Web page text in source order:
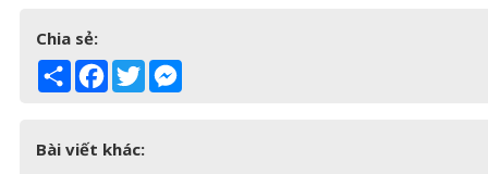
Chia sẻ:
ShareFacebook
Twitter
Bài viết khác: